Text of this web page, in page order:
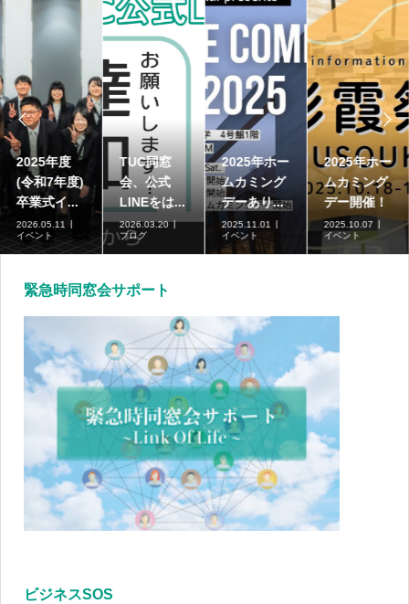

2025年度
(令和7年度)
卒業式イ...
2026.05.11
イベント
TUC同窓
会、公式
LINEをは...
2026.03.20
ブログ
2025年ホー
ムカミング
デーあり...
2025.11.01
イベント
2025年ホー
ムカミング
デー開催！
2025.10.07
イベント

緊急時同窓会サポート
ビジネスSOS